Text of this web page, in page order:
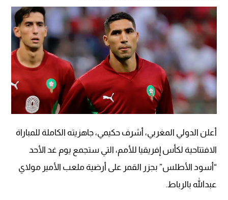
أعلن الدولي المغربي، أشرف حكيمي، جاهزيته الكاملة للمباراة
الافتتاحية لكأس إفريقيا للأمم، التي ستجمع يوم غد الأحد
“أسود الأطلس” بجزر القمر على أرضية ملعب الأمير مولاي
عبدالله بالرباط.